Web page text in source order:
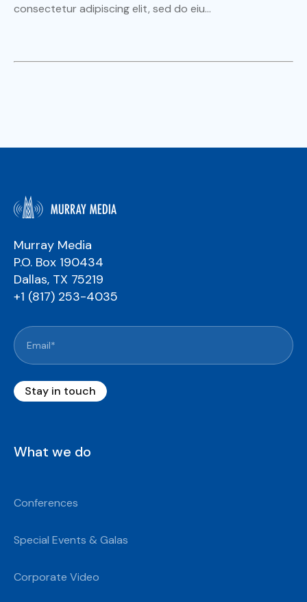
consectetur adipiscing elit, sed do eiu...
Murray Media
P.O. Box 190434
Dallas, TX 75219
+1 (817) 253-4035
What we do
Conferences
Special Events & Galas
Corporate Video